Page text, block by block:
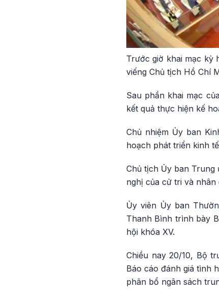
Trước giờ khai mạc kỳ
viếng Chủ tịch Hồ Chí
Sau phần khai mạc
kết quả thực hiện kế
Chủ nhiệm Ủy ban
hoạch phát triển kinh
Chủ tịch Ủy ban Trung
nghị của cử tri và
Ủy viên Ủy ban
Thanh Bình trình bày
hội khóa XV.
Chiều nay 20/10, Bộ
Báo cáo đánh giá tình
phân bổ ngân sách